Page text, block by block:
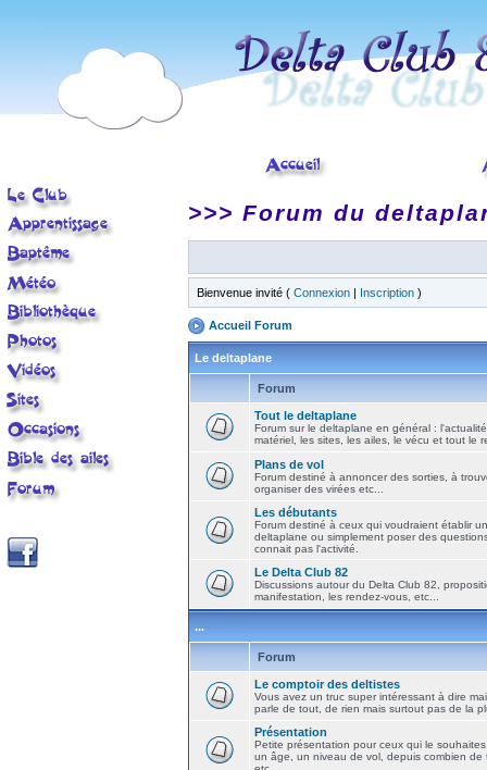
>>> Forum du
Bienvenue invité ( Connexion | Inscription )
Accueil Forum
Le deltaplane
Forum
Tout le deltaplane
Forum sur le deltaplane en général :
matériel, les sites, les ailes, le vécu et tout le
Plans de vol
Forum destiné à annoncer des sorties, à
organiser des virées etc...
Les débutants
Forum destiné à ceux qui voudraient établir
deltaplane ou simplement poser des
connait pas l'activité.
Le Delta Club 82
Discussions autour du Delta Club 82,
manifestation, les rendez-vous, etc...
...
Forum
Le comptoir des deltistes
Vous avez un truc super intéressant à dire
parle de tout, de rien mais surtout pas de la
Présentation
Petite présentation pour ceux qui le
un âge, un niveau de vol, depuis combien de